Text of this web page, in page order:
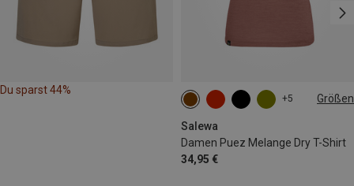
Du sparst 44%
+5 Größen
Salewa
Damen Puez Melange Dry T-Shirt
34,95 €
XS S M
XXL